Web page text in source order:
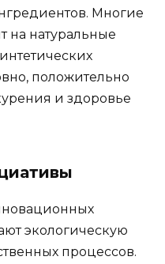
Многие
на натуральные
положительно
и здоровье
экологическую
процессов.